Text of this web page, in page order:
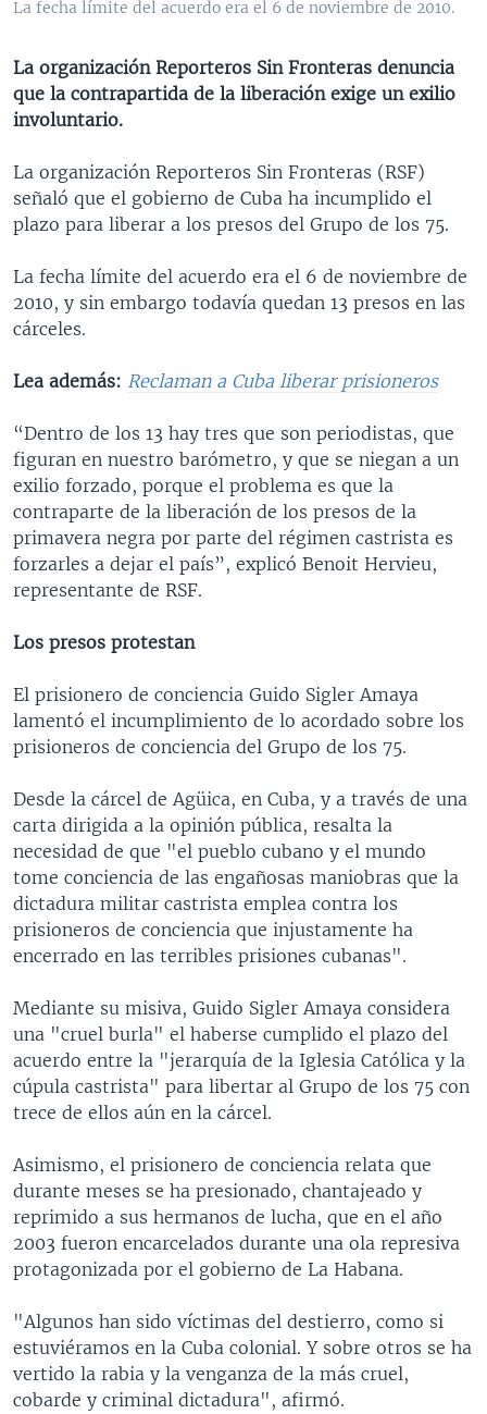
VENEZUELA
NICARAGUA
ECONOMÍA
ENTRETENIMIENTO Y CULTURA
TECNOLOGÍA
CIENCIA Y SALUD
MULTIMEDIA
VIDEOS
FOTOGRAFÍA
PROGRAMAS TV
EL MUNDO AL DÍA
VISIÓN 360
LAS CLAVES
RADIO
AUDIONOTICIAS
BUENOS DÍAS AMÉRICA
EL MUNDO AL DÍA [RADIO]
FORO [RADIO]
DEPORTIVO INTERNACIONAL
ENTRETENIMIENTO
DOCUMENTALES DE LA VOA
Learning English
La fecha límite del acuerdo era el 6 de noviembre de 2010.
La organización Reporteros Sin Fronteras denuncia
que la contrapartida de la liberación exige un exilio
involuntario.
La organización Reporteros Sin Fronteras (RSF)
señaló que el gobierno de Cuba ha incumplido el
plazo para liberar a los presos del Grupo de los 75.
La fecha límite del acuerdo era el 6 de noviembre de
2010, y sin embargo todavía quedan 13 presos en las
cárceles.
Lea además: Reclaman a Cuba liberar prisioneros
“Dentro de los 13 hay tres que son periodistas, que
figuran en nuestro barómetro, y que se niegan a un
exilio forzado, porque el problema es que la
contraparte de la liberación de los presos de la
primavera negra por parte del régimen castrista es
forzarles a dejar el país”, explicó Benoit Hervieu,
representante de RSF.
Los presos protestan
El prisionero de conciencia Guido Sigler Amaya
lamentó el incumplimiento de lo acordado sobre los
prisioneros de conciencia del Grupo de los 75.
Desde la cárcel de Agüica, en Cuba, y a través de una
carta dirigida a la opinión pública, resalta la
necesidad de que "el pueblo cubano y el mundo
tome conciencia de las engañosas maniobras que la
dictadura militar castrista emplea contra los
prisioneros de conciencia que injustamente ha
encerrado en las terribles prisiones cubanas".
Mediante su misiva, Guido Sigler Amaya considera
una "cruel burla" el haberse cumplido el plazo del
acuerdo entre la "jerarquía de la Iglesia Católica y la
cúpula castrista" para libertar al Grupo de los 75 con
trece de ellos aún en la cárcel.
Asimismo, el prisionero de conciencia relata que
durante meses se ha presionado, chantajeado y
reprimido a sus hermanos de lucha, que en el año
2003 fueron encarcelados durante una ola represiva
protagonizada por el gobierno de La Habana.
"Algunos han sido víctimas del destierro, como si
estuviéramos en la Cuba colonial. Y sobre otros se ha
vertido la rabia y la venganza de la más cruel,
cobarde y criminal dictadura", afirmó.